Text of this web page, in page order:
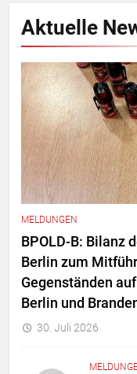
Aktuelle
MELDUNGEN
BPOLD-B: Bilanz
Berlin zum
Gegenständen
Berlin und
30. Juli 2026